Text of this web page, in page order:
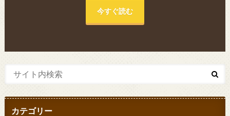
今すぐ読む
カテゴリー